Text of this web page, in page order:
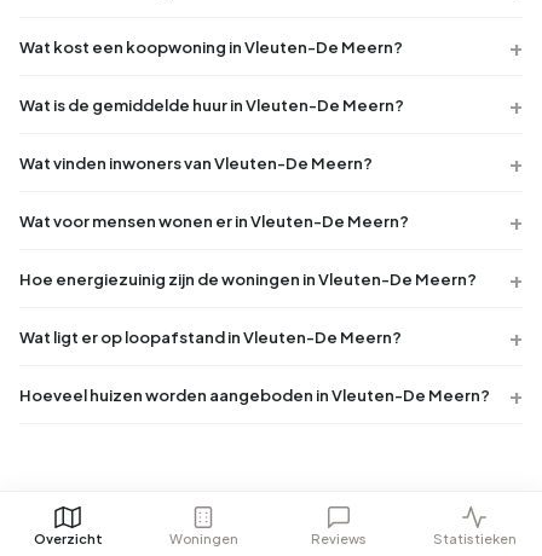
Wat kost een koopwoning in Vleuten-De Meern?
Wat is de gemiddelde huur in Vleuten-De Meern?
Wat vinden inwoners van Vleuten-De Meern?
Wat voor mensen wonen er in Vleuten-De Meern?
Hoe energiezuinig zijn de woningen in Vleuten-De Meern?
Wat ligt er op loopafstand in Vleuten-De Meern?
Hoeveel huizen worden aangeboden in Vleuten-De Meern?
Overzicht Woningen Reviews Statistieken